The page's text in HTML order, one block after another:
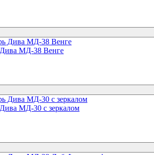
Дива МД-38 Венге
МД-30 с зеркалом